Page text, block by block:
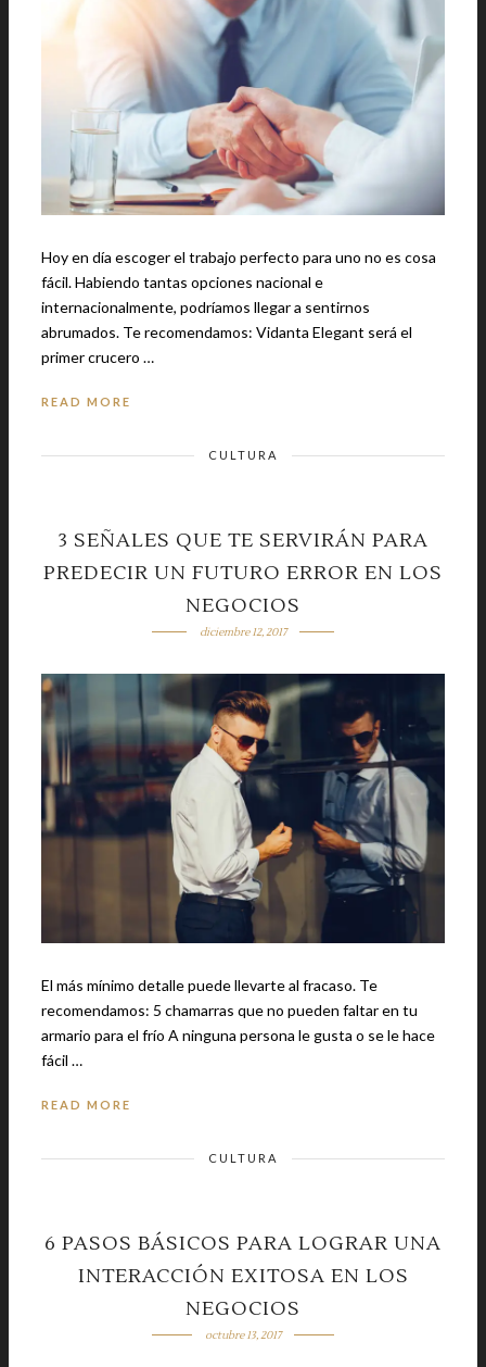
Hoy en día escoger el trabajo perfecto para uno no es cosa
fácil. Habiendo tantas opciones nacional e
internacionalmente, podríamos llegar a sentirnos
abrumados. Te recomendamos: Vidanta Elegant será el
primer crucero …
READ MORE
CULTURA
3 SEÑALES QUE TE SERVIRÁN PARA
PREDECIR UN FUTURO ERROR EN LOS
NEGOCIOS
diciembre 12, 2017
El más mínimo detalle puede llevarte al fracaso. Te
recomendamos: 5 chamarras que no pueden faltar en tu
armario para el frío A ninguna persona le gusta o se le hace
fácil …
READ MORE
CULTURA
6 PASOS BÁSICOS PARA LOGRAR UNA
INTERACCIÓN EXITOSA EN LOS
NEGOCIOS
octubre 13, 2017